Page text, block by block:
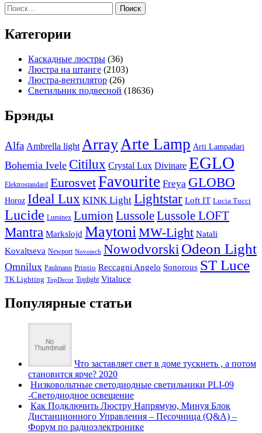
Найти:
Категории
Каскадные люстры (36)
Люстра на штанге (2103)
Люстра-вентилятор (26)
Светильник подвесной (18636)
Брэнды
Alfa Ambrella light Array Arte Lamp Arti Lampadari
Bohemia Ivele Citilux Crystal Lux Divinare EGLO
Elektrostandard EurosvetFavourite Freya GLOBO
Horoz Ideal Lux KINK Light Lightstar Loft IT Lucia Tucci
Lucide Luminex Lumion LussoleLussole LOFT
Mantra Markslojd Maytoni MW-Light Natali
Kovaltseva Newport Novotech Nowodvorski Odeon Light
Omnilux Paulmann Printio Reccagni Angelo Sonorous ST Luce
TK Lighting TopDecor Toplight Vitaluce
Популярные статьи
Что заставляет свет в доме тускнеть , а потом
становится ярче? 2020
Низковольтные светодиодные светильники PLI-09
-Светодиодное освещение
Как Подключить Люстру Напрямую, Минуя Блок
Дистанционного Управления – Песочница (Q&A) –
Форум по радиоэлектронике